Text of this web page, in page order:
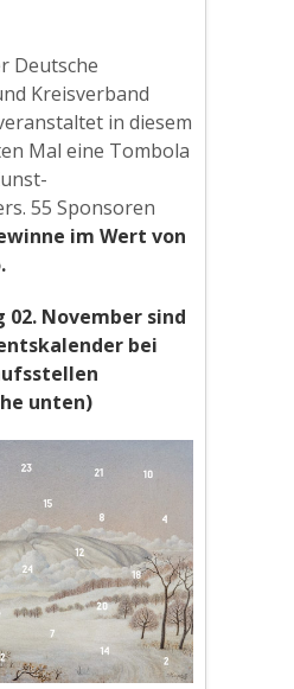
Deutsche
Kreisverband
in diesem
Mal eine Tombola
55 Sponsoren
im Wert von
02. November sind
bei
unten)